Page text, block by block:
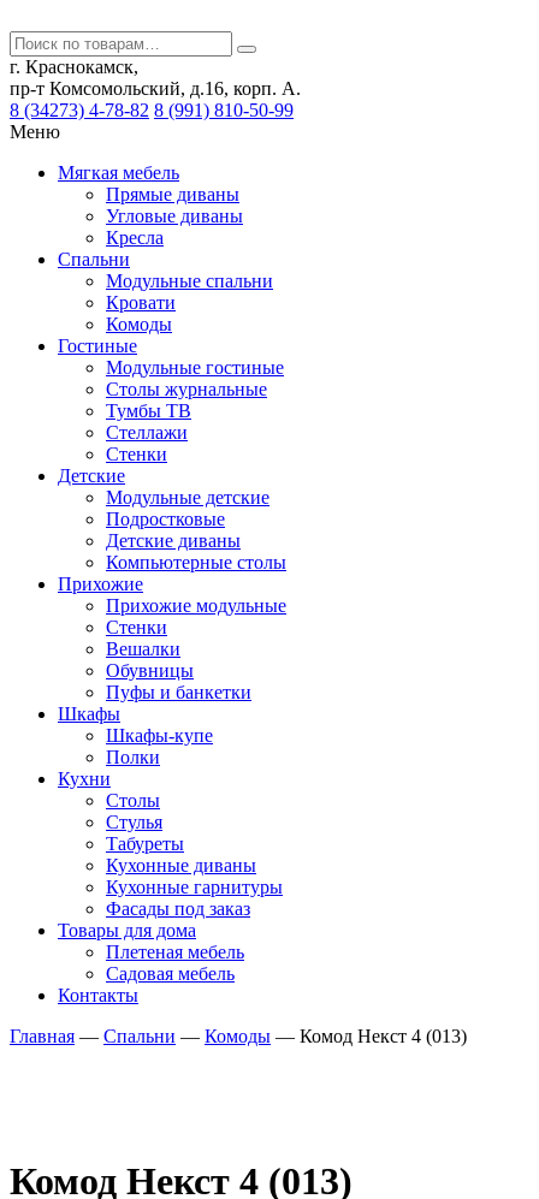
г. Краснокамск,
пр-т Комсомольский, д.16, корп. А.
8 (34273) 4-78-82 8 (991) 810-50-99
Меню
Мягкая мебель
Прямые диваны
Угловые диваны
Кресла
Спальни
Модульные спальни
Кровати
Комоды
Гостиные
Модульные гостиные
Столы журнальные
Тумбы ТВ
Стеллажи
Стенки
Детские
Модульные детские
Подростковые
Детские диваны
Компьютерные столы
Прихожие
Прихожие модульные
Стенки
Вешалки
Обувницы
Пуфы и банкетки
Шкафы
Шкафы-купе
Полки
Кухни
Столы
Стулья
Табуреты
Кухонные диваны
Кухонные гарнитуры
Фасады под заказ
Товары для дома
Плетеная мебель
Садовая мебель
Контакты
Главная — Спальни — Комоды — Комод Некст 4 (013)
Комод Некст 4 (013)